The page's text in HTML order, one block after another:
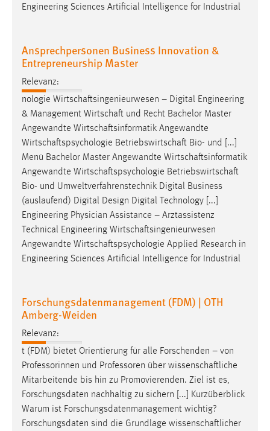
Engineering Sciences Artificial Intelligence for Industrial
Ansprechpersonen Business Innovation &
Entrepreneurship Master
Relevanz:
nologie Wirtschaftsingenieurwesen – Digital Engineering
& Management Wirtschaft und Recht Bachelor Master
Angewandte Wirtschaftsinformatik Angewandte
Wirtschaftspsychologie Betriebswirtschaft Bio- und [...]
Menü Bachelor Master Angewandte Wirtschaftsinformatik
Angewandte Wirtschaftspsychologie Betriebswirtschaft
Bio- und Umweltverfahrenstechnik Digital Business
(auslaufend) Digital Design Digital Technology [...]
Engineering Physician Assistance – Arztassistenz
Technical Engineering Wirtschaftsingenieurwesen
Angewandte Wirtschaftspsychologie Applied Research in
Engineering Sciences Artificial Intelligence for Industrial
Forschungsdatenmanagement (FDM) | OTH
Amberg-Weiden
Relevanz:
t (FDM) bietet Orientierung für alle Forschenden – von
Professorinnen und Professoren über wissenschaftliche
Mitarbeitende bis hin zu Promovierenden. Ziel ist es,
Forschungsdaten nachhaltig zu sichern [...] Kurzüberblick
Warum ist Forschungsdatenmanagement wichtig?
Forschungsdaten sind die Grundlage wissenschaftlicher